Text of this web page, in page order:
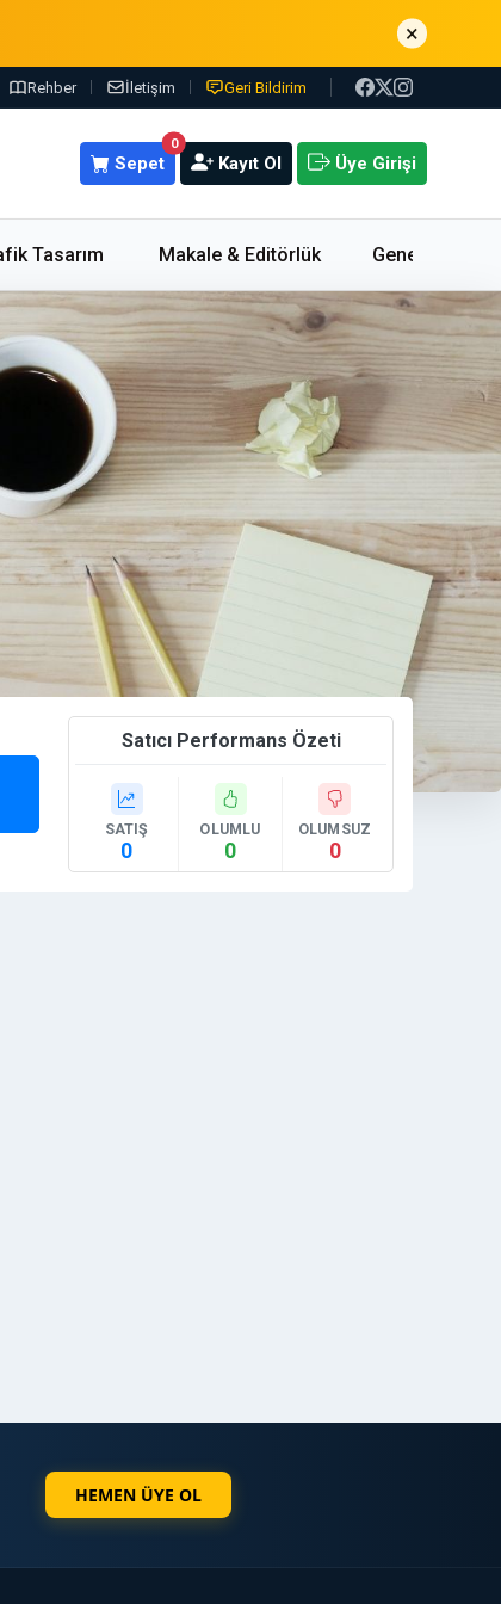
×
Rehber İletişim Geri Bildirim
0
Sepet Kayıt Ol Üye Girişi
Tasarım Makale & Editörlük Genel
Satıcı Performans Özeti
SATIŞ
0
OLUMLU
0
OLUMSUZ
0
HEMEN ÜYE OL